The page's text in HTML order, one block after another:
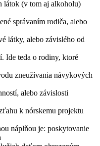
látok (v tom aj alkoholu)
správaním rodiča, alebo
látky, alebo závislého od
Ide teda o rodiny, ktoré
zneužívania návykových
alebo závislosti
k nórskemu projektu
náplňou je: poskytovanie